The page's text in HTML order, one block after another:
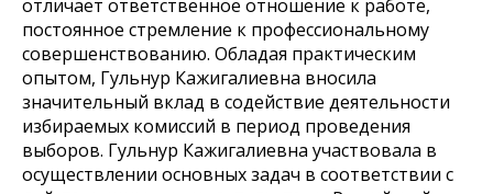
отличает ответственное отношение к работе,
постоянное стремление к профессиональному
совершенствованию. Обладая практическим
опытом, Гульнур Кажигалиевна вносила
значительный вклад в содействие деятельности
избираемых комиссий в период проведения
выборов. Гульнур Кажигалиевна участвовала в
осуществлении основных задач в соответствии с